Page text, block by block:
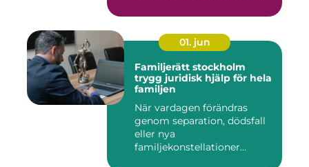
01. jun
Familjerätt stockholm
trygg juridisk hjälp för hela
familjen
När vardagen förändras
genom separation, dödsfall
eller nya
familjekonstellationer